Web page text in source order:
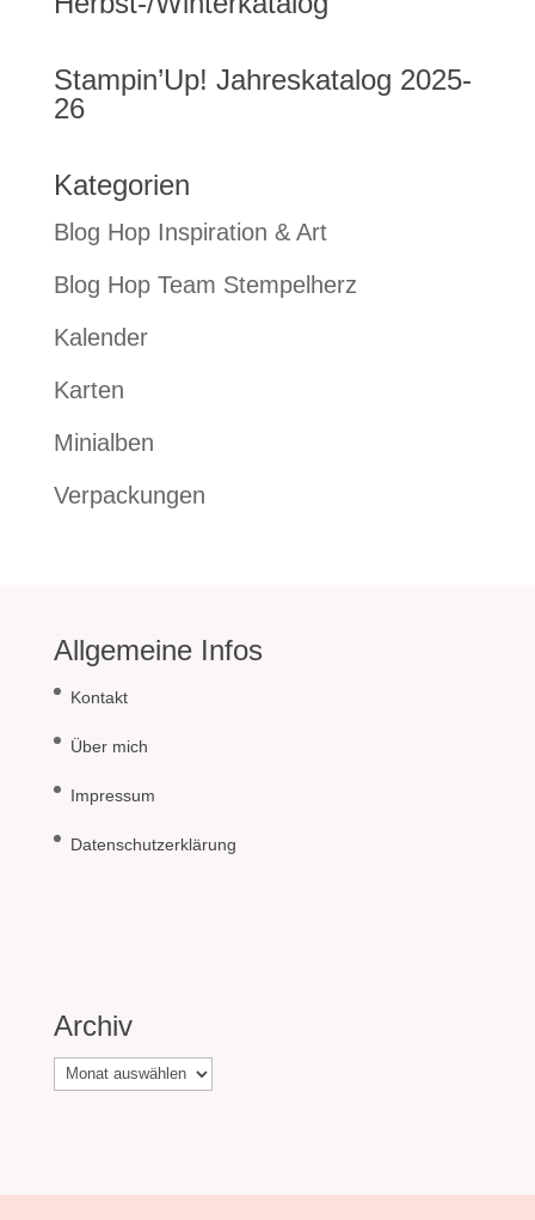
Stampin’Up! Jahreskatalog 2025-
26
Kategorien
Blog Hop Inspiration & Art
Blog Hop Team Stempelherz
Kalender
Karten
Minialben
Verpackungen
Allgemeine Infos
Kontakt
Über mich
Impressum
Datenschutzerklärung
Archiv
Archiv